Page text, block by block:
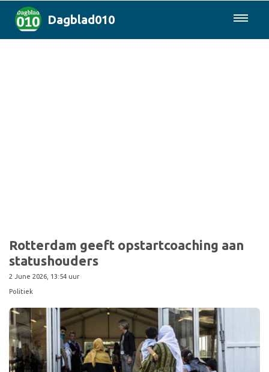
Dagblad010
Rotterdam geeft opstartcoaching aan
statushouders
2 June 2026, 13:54 uur
Politiek